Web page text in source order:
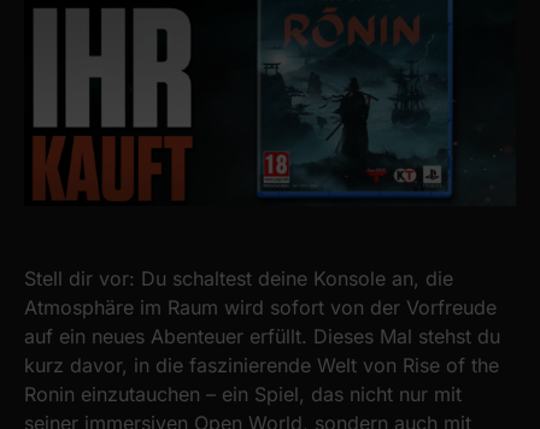
Stell dir vor: Du schaltest deine Konsole an, die
Atmosphäre im Raum wird sofort von der Vorfreude
auf ein neues Abenteuer erfüllt. Dieses Mal stehst du
kurz davor, in die faszinierende Welt von Rise of the
Ronin einzutauchen – ein Spiel, das nicht nur mit
seiner immersiven Open World, sondern auch mit